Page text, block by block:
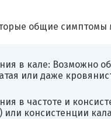
общие симптомы
в кале: Возможно
или даже
в частоте и
или консистенции